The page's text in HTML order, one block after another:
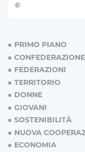
©
PRIMO PIANO
CONFEDERAZIONE
FEDERAZIONI
TERRITORIO
DONNE
GIOVANI
SOSTENIBILITÀ
NUOVA
ECONOMIA